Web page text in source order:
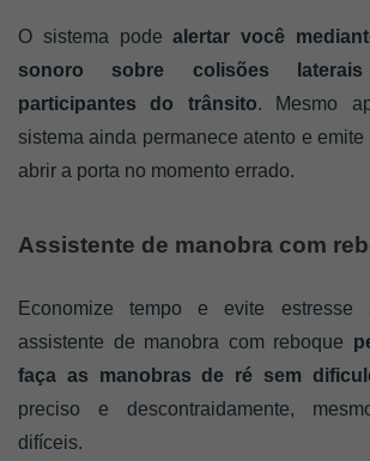
O sistema pode alertar você
sonoro sobre colisões
participantes do trânsito. Mesmo
sistema ainda permanece atento e
abrir a porta no momento errado.
Assistente de manobra com
Economize tempo e evite estresse
assistente de manobra com reboque
faça as manobras de ré sem
preciso e descontraidamente,
difíceis.